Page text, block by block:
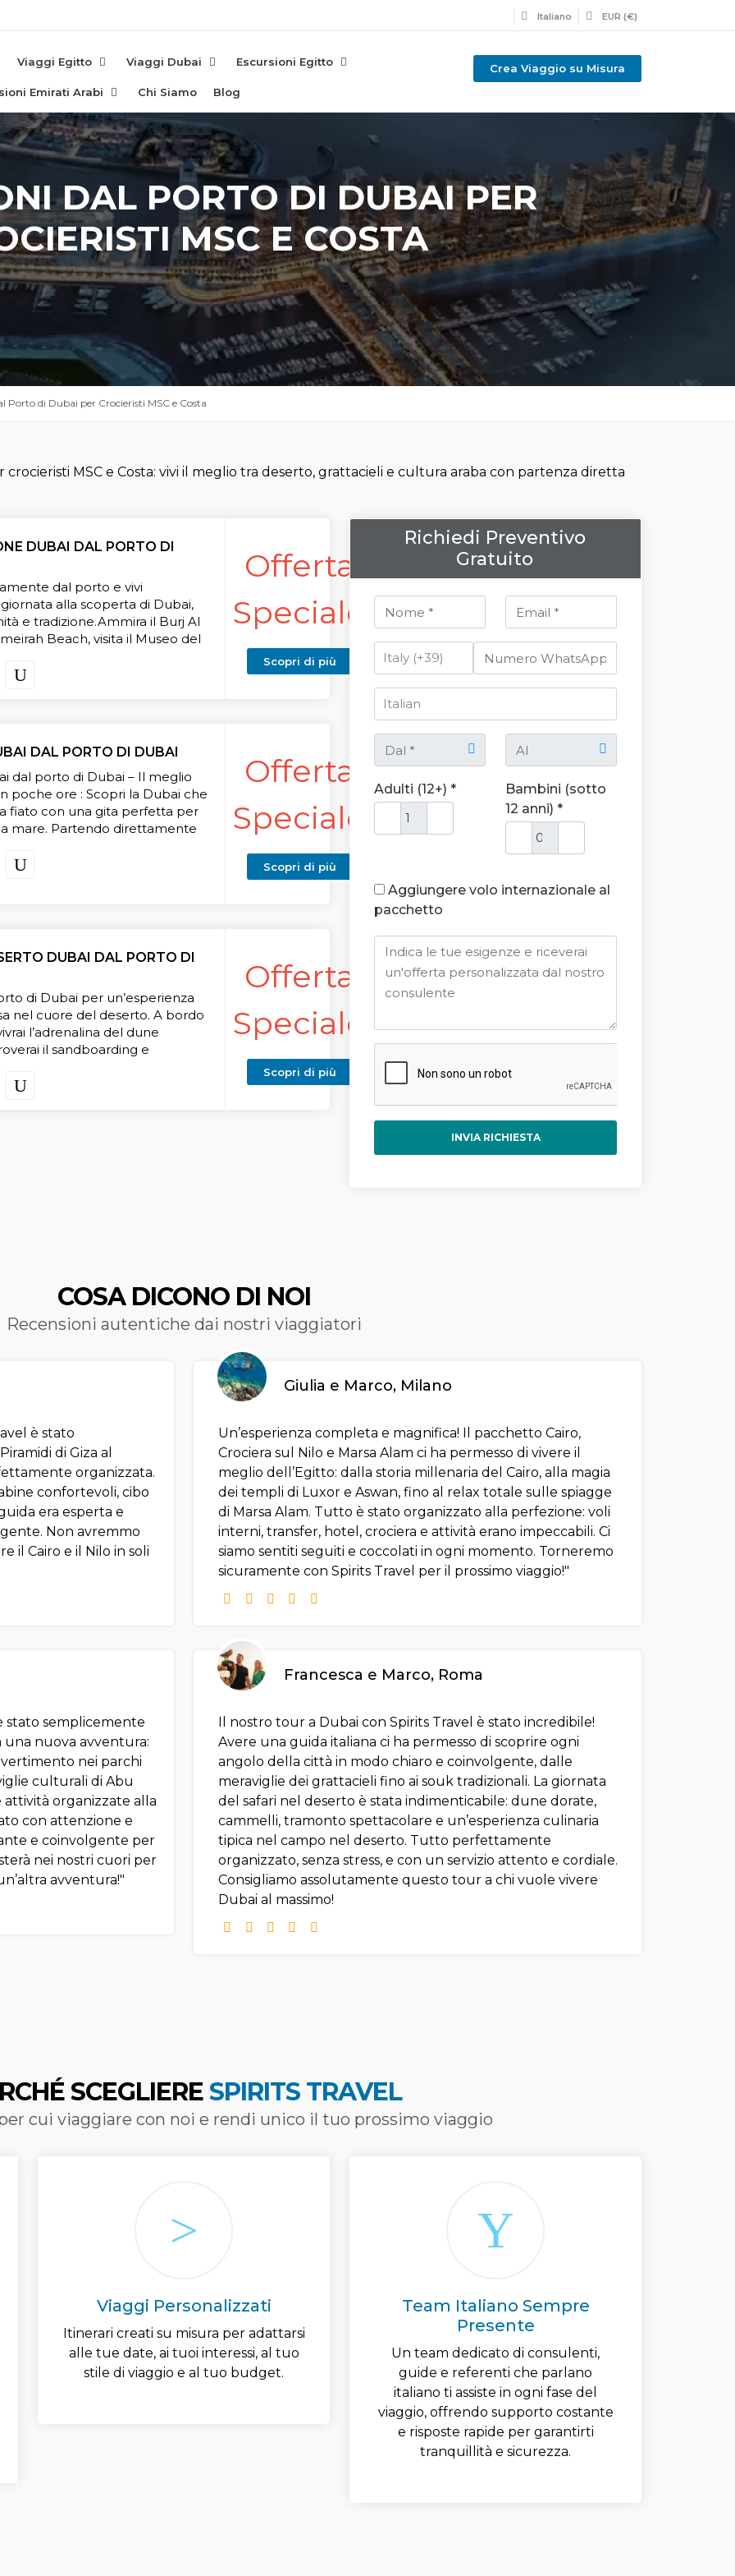
Italiano EUR (€)
Viaggi Egitto Viaggi Dubai Escursioni Egitto
Emirati Arabi Chi Siamo Blog
Crea Viaggio su Misura
DAL PORTO DI DUBAI PER
MSC E COSTA
Porto di Dubai per Crocieristi MSC e Costa
MSC e Costa: vivi il meglio tra deserto, grattacieli e cultura araba con partenza diretta
DUBAI DAL PORTO DI
dal porto e vivi
giornata alla scoperta di Dubai,
e tradizione.Ammira il Burj Al
Beach, visita il Museo del
di Al Fahidi. Naviga sul Dubai
per chi lo desidera, gran finale
del Burj Khalifa.
per chi arriva via mare e
l’anima vera di Dubai in
Offerta
Speciale
Scopri di più
DAL PORTO DI DUBAI
dal porto di Dubai – Il meglio
poche ore : Scopri la Dubai che
fiato con una gita perfetta per
mare. Partendo direttamente
città: dalle viste iconiche del
The Palm, fai shopping o
Mall e, se vuoi, sali sul Burj
dal porto di Dubai pensata
il massimo in poche ore, tra
e panorami da sogno.
Offerta
Speciale
Scopri di più
DUBAI DAL PORTO DI
di Dubai per un’esperienza
nel cuore del deserto. A bordo
l’adrenalina del dune
il sandboarding e
Offerta
Speciale
Scopri di più
Richiedi Preventivo
Gratuito
Adulti (12+) *
Bambini (sotto
12 anni) *
Aggiungere volo internazionale al
pacchetto
INVIA RICHIESTA
COSA DICONO DI NOI
Recensioni autentiche dai nostri viaggiatori
è stato
di Giza al
organizzata.
confortevoli, cibo
era esperta e
Non avremmo
il Cairo e il Nilo in soli
Giulia e Marco, Milano
Un’esperienza completa e magnifica! Il pacchetto Cairo,
Crociera sul Nilo e Marsa Alam ci ha permesso di vivere il
meglio dell’Egitto: dalla storia millenaria del Cairo, alla magia
dei templi di Luxor e Aswan, fino al relax totale sulle spiagge
di Marsa Alam. Tutto è stato organizzato alla perfezione: voli
interni, transfer, hotel, crociera e attività erano impeccabili. Ci
siamo sentiti seguiti e coccolati in ogni momento. Torneremo
sicuramente con Spirits Travel per il prossimo viaggio!"
stato semplicemente
una nuova avventura:
nei parchi
culturali di Abu
organizzate alla
con attenzione e
e coinvolgente per
nei nostri cuori per
avventura!"
Francesca e Marco, Roma
Il nostro tour a Dubai con Spirits Travel è stato incredibile!
Avere una guida italiana ci ha permesso di scoprire ogni
angolo della città in modo chiaro e coinvolgente, dalle
meraviglie dei grattacieli fino ai souk tradizionali. La giornata
del safari nel deserto è stata indimenticabile: dune dorate,
cammelli, tramonto spettacolare e un’esperienza culinaria
tipica nel campo nel deserto. Tutto perfettamente
organizzato, senza stress, e con un servizio attento e cordiale.
Consigliamo assolutamente questo tour a chi vuole vivere
Dubai al massimo!
SCEGLIERESPIRITS TRAVEL
cui viaggiare con noi e rendi unico il tuo prossimo viaggio
Viaggi Personalizzati
Itinerari creati su misura per adattarsi
alle tue date, ai tuoi interessi, al tuo
stile di viaggio e al tuo budget.
Team Italiano Sempre
Presente
Un team dedicato di consulenti,
guide e referenti che parlano
italiano ti assiste in ogni fase del
viaggio, offrendo supporto costante
e risposte rapide per garantirti
tranquillità e sicurezza.